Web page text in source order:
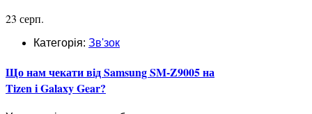
23 серп.
Категорія: Зв'зок
Що нам чекати від Samsung SM-Z9005 на
Tizen і Galaxy Gear?